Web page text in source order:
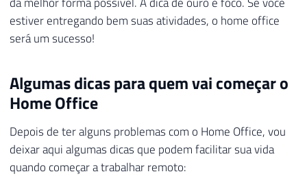
estiver entregando bem suas atividades, o home office
será um sucesso!
Algumas dicas para quem vai começar o
Home Office
Depois de ter alguns problemas com o Home Office, vou
deixar aqui algumas dicas que podem facilitar sua vida
quando começar a trabalhar remoto: